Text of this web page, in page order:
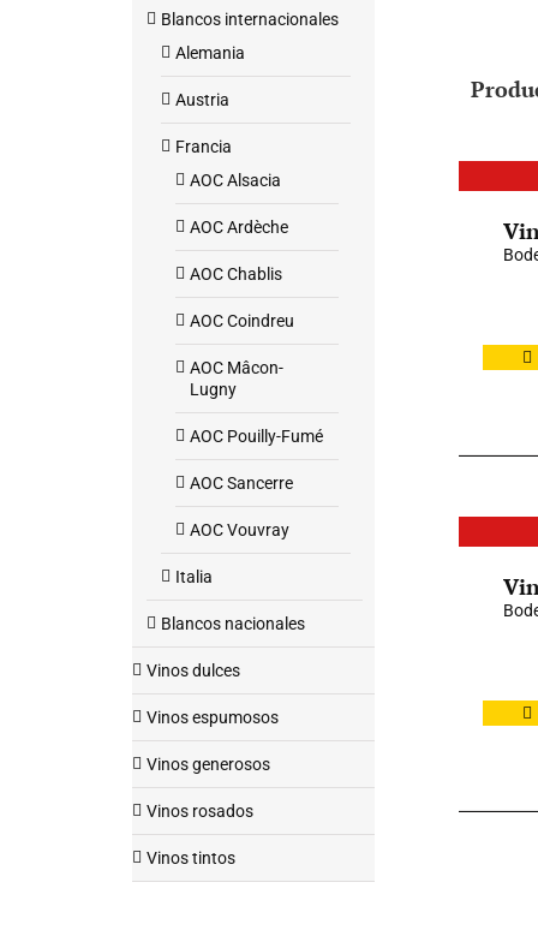
Blancos internacionales
Alemania
Austria
Francia
AOC Alsacia
AOC Ardèche
AOC Chablis
AOC Coindreu
AOC Mâcon-
Lugny
AOC Pouilly-Fumé
AOC Sancerre
AOC Vouvray
Italia
Blancos nacionales
Vinos dulces
Vinos espumosos
Vinos generosos
Vinos rosados
Vinos tintos